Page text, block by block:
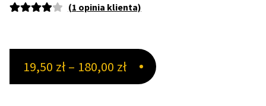
Odporne Odmiany
Regularne
na
podstawie
(1 opinia klienta)
19,50 zł – 180,00 złZakres
cen: